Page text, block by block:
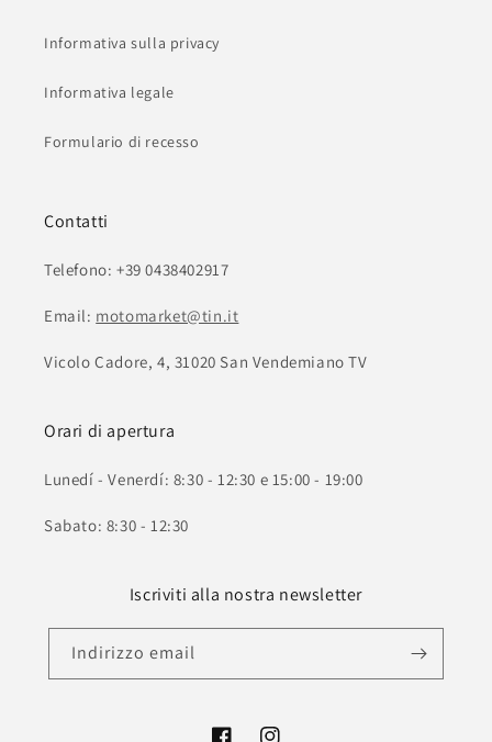
Informativa sulla privacy
Informativa legale
Formulario di recesso
Contatti
Telefono: +39 0438402917
Email: motomarket@tin.it
Vicolo Cadore, 4, 31020 San Vendemiano TV
Orari di apertura
Lunedí - Venerdí: 8:30 - 12:30 e 15:00 - 19:00
Sabato: 8:30 - 12:30
Iscriviti alla nostra newsletter
Indirizzo email